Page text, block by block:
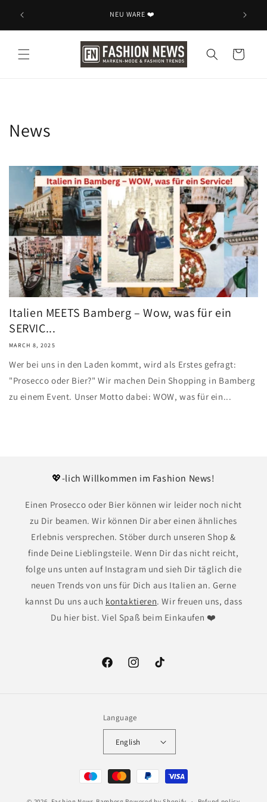
content
NEU WARE ❤️
Cart
News
Italien MEETS Bamberg – Wow, was für ein
SERVIC...
MARCH 8, 2025
Wer bei uns in den Laden kommt, wird als Erstes gefragt:
"Prosecco oder Bier?" Wir machen Dein Shopping in Bamberg
zu einem Event. Unser Motto dabei: WOW, was für ein...
💖-lich Willkommen im Fashion News!
Einen Prosecco oder Bier können wir leider noch nicht
zu Dir beamen. Wir können Dir aber einen ähnliches
Erlebnis versprechen. Stöber durch unseren Shop &
finde Deine Lieblingsteile. Wenn Dir das nicht reicht,
folge uns unten auf Instagram und sieh Dir täglich die
neuen Trends von uns für Dich aus Italien an. Gerne
kannst Du uns auch kontaktieren. Wir freuen uns, dass
Du hier bist. Viel Spaß beim Einkaufen ❤️
FacebookInstagramTikTok
Language
English
Payment
methods